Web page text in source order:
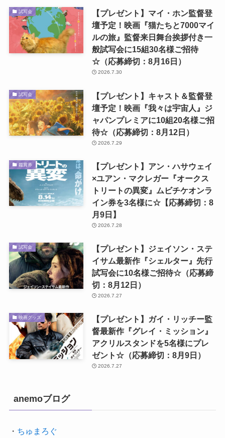
試写会
【プレゼント】マイ・ホン監督登
壇予定！映画『猫たちと7000マイ
ルの旅』監督来日舞台挨拶付き一
般試写会に15組30名様ご招待
☆（応募締切：8月16日）
2026.7.30
試写会
【プレゼント】キャスト＆監督登
壇予定！映画『我々は宇宙人』ジ
ャパンプレミアに10組20名様ご招
待☆（応募締切：8月12日）
2026.7.29
鑑賞券
【プレゼント】アン・ハサウェイ
×ユアン・マクレガー『オークス
トリートの異変』ムビチケオンラ
イン券を3名様に☆【応募締切：8
月9日】
2026.7.28
試写会
【プレゼント】ジェイソン・ステ
イサム最新作『シェルター』先行
試写会に10名様ご招待☆（応募締
切：8月12日）
2026.7.27
映画グッズ
【プレゼント】ガイ・リッチー監
督最新作『グレイ・ミッション』
アクリルスタンドを5名様にプレ
ゼント☆（応募締切：8月9日）
2026.7.27
anemoブログ
・ ちゅまろぐ